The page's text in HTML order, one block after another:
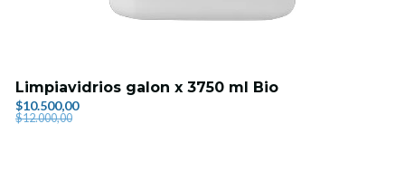
Limpiavidrios galon x 3750 ml Bio
$10.500,00
$12.000,00